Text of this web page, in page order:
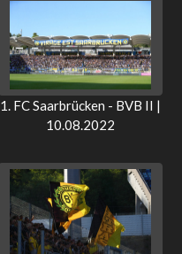
1. FC Saarbrücken - BVB II |
10.08.2022